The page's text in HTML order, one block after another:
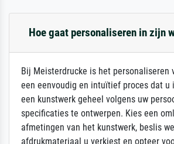
Hoe gaat personaliseren in zijn
Bij Meisterdrucke is het personaliseren
een eenvoudig en intuïtief proces dat u
een kunstwerk geheel volgens uw
specificaties te ontwerpen. Kies een
afmetingen van het kunstwerk, beslis
afdrukmateriaal u verkiest en opteer